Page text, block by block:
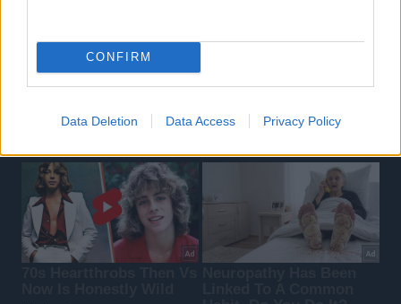
CONFIRM
Data Deletion Data Access Privacy Policy